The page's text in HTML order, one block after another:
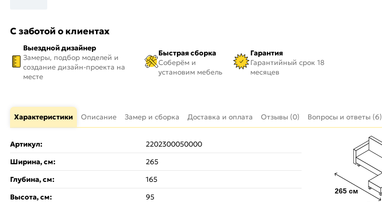
С заботой о клиентах
Выездной дизайнер
Замеры, подбор моделей и
создание дизайн-проекта на
месте
Быстрая сборка
Соберём и
установим мебель
Гарантия
Гарантийный срок 18
месяцев
Характеристики Описание Замер и сборка Доставка и оплата Отзывы (0) Вопросы и ответы (6)
Артикул:
2202300050000
Ширина, см:
265
Глубина, см:
165
Высота, см:
95